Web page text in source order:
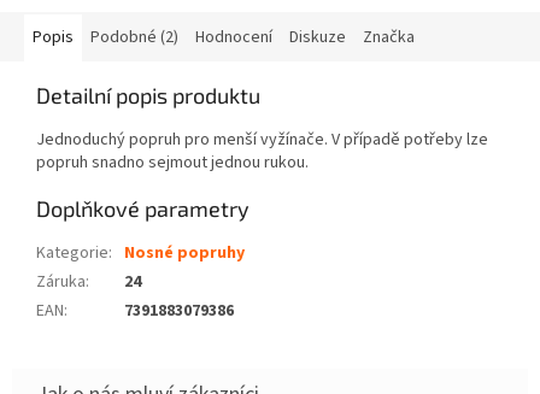
Popis Podobné (2) Hodnocení Diskuze Značka
Detailní popis produktu
Jednoduchý popruh pro menší vyžínače. V případě potřeby lze
popruh snadno sejmout jednou rukou.
Doplňkové parametry
Kategorie: Nosné popruhy
Záruka:
24
EAN: 7391883079386